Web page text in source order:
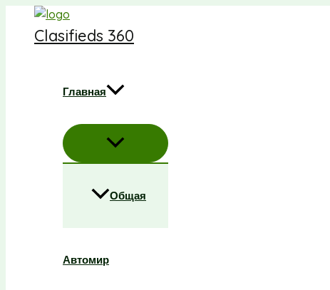
Перейти
Clasifieds 360
Главная
Общая
Автомир